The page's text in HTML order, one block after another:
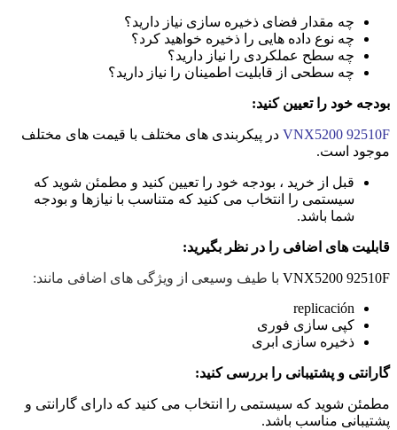
چه مقدار فضای ذخیره سازی نیاز دارید؟
چه نوع داده هایی را ذخیره خواهید کرد؟
چه سطح عملکردی را نیاز دارید؟
چه سطحی از قابلیت اطمینان را نیاز دارید؟
بودجه خود را تعیین کنید:
VNX5200 92510F در پیکربندی های مختلف با قیمت های مختلف
موجود است.
قبل از خرید ، بودجه خود را تعیین کنید و مطمئن شوید که
سیستمی را انتخاب می کنید که متناسب با نیازها و بودجه
شما باشد.
قابلیت های اضافی را در نظر بگیرید:
VNX5200 92510F با طیف وسیعی از ویژگی های اضافی مانند:
replicación
کپی سازی فوری
ذخیره سازی ابری
گارانتی و پشتیبانی را بررسی کنید:
مطمئن شوید که سیستمی را انتخاب می کنید که دارای گارانتی و
پشتیبانی مناسب باشد.